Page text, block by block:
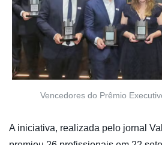
Vencedores do Prêmio
A iniciativa, realizada pelo jornal